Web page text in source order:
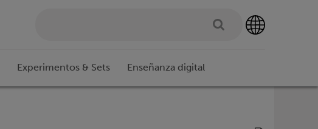
Experimentos & Sets Enseñanza digital